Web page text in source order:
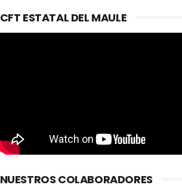
CFT ESTATAL DEL MAULE
NUESTROS COLABORADORES